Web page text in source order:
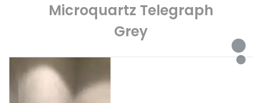
Microquartz Telegraph
Grey